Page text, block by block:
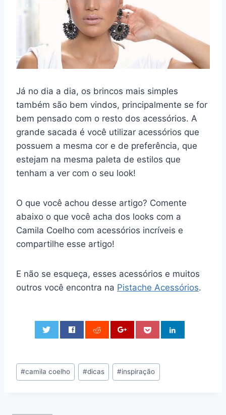
Já no dia a dia, os brincos mais simples
também são bem vindos, principalmente se for
bem pensado com o resto dos acessórios. A
grande sacada é você utilizar acessórios que
possuem a mesma cor e de preferência, que
estejam na mesma paleta de estilos que
tenham a ver com o seu look!
O que você achou desse artigo? Comente
abaixo o que você acha dos looks com a
Camila Coelho com acessórios incríveis e
compartilhe esse artigo!
E não se esqueça, esses acessórios e muitos
outros você encontra na Pistache Acessórios.
Tags
do
#camila coelho #dicas #inspiração